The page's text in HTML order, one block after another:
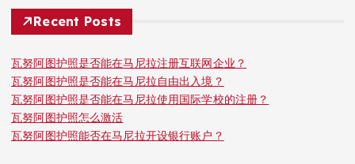
Recent Posts
瓦努阿图护照是否能在马尼拉注册互联网企业？
瓦努阿图护照是否能在马尼拉自由出入境？
瓦努阿图护照是否能在马尼拉使用国际学校的注册？
瓦努阿图护照怎么激活
瓦努阿图护照能否在马尼拉开设银行账户？